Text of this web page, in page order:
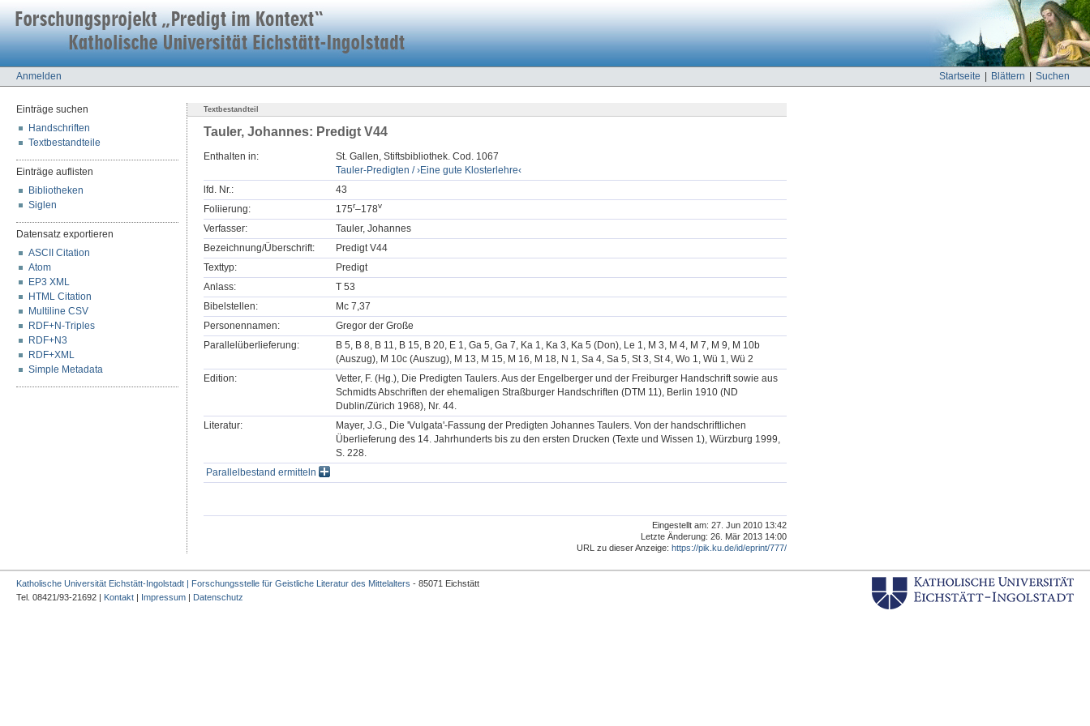
Startseite Blättern Suchen
Anmelden
Einträge suchen
Handschriften
Textbestandteile
Einträge auflisten
Bibliotheken
Siglen
Datensatz exportieren
ASCII Citation
Atom
EP3 XML
HTML Citation
Multiline CSV
RDF+N-Triples
RDF+N3
RDF+XML
Simple Metadata
Textbestandteil
Tauler, Johannes: Predigt V44
Enthalten in:
St. Gallen, Stiftsbibliothek. Cod. 1067
Tauler-Predigten / ›Eine gute Klosterlehre‹
lfd. Nr.:
43
Foliierung:
175r–178v
Verfasser:
Tauler, Johannes
Bezeichnung/Überschrift:
Predigt V44
Texttyp:
Predigt
Anlass:
T 53
Bibelstellen:
Mc 7,37
Personennamen:
Gregor der Große
Parallelüberlieferung:
B 5, B 8, B 11, B 15, B 20, E 1, Ga 5, Ga 7, Ka 1, Ka 3, Ka 5 (Don), Le 1, M 3, M 4, M 7, M 9, M 10b
(Auszug), M 10c (Auszug), M 13, M 15, M 16, M 18, N 1, Sa 4, Sa 5, St 3, St 4, Wo 1, Wü 1, Wü 2
Edition:
Vetter, F. (Hg.), Die Predigten Taulers. Aus der Engelberger und der Freiburger Handschrift sowie aus
Schmidts Abschriften der ehemaligen Straßburger Handschriften (DTM 11), Berlin 1910 (ND
Dublin/Zürich 1968), Nr. 44.
Literatur:
Mayer, J.G., Die 'Vulgata'-Fassung der Predigten Johannes Taulers. Von der handschriftlichen
Überlieferung des 14. Jahrhunderts bis zu den ersten Drucken (Texte und Wissen 1), Würzburg 1999,
S. 228.
Parallelbestand ermitteln
Eingestellt am: 27. Jun 2010 13:42
Letzte Änderung: 26. Mär 2013 14:00
URL zu dieser Anzeige: https://pik.ku.de/id/eprint/777/
Katholische Universität Eichstätt-Ingolstadt | Forschungsstelle für Geistliche Literatur des Mittelalters - 85071 Eichstätt
Tel. 08421/93-21692 | Kontakt | Impressum | Datenschutz